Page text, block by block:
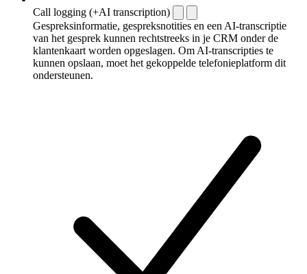
Call logging (+AI transcription)
Gespreksinformatie, gespreksnotities en een AI-transcriptie
van het gesprek kunnen rechtstreeks in je CRM onder de
klantenkaart worden opgeslagen. Om AI-transcripties te
kunnen opslaan, moet het gekoppelde telefonieplatform dit
ondersteunen.